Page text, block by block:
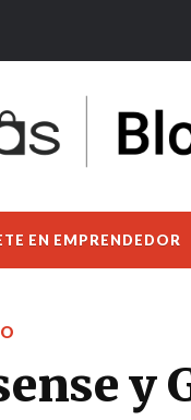
EN EMPRENDEDOR